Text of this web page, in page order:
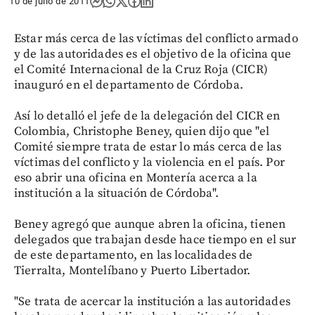
Estar más cerca de las víctimas del conflicto armado
y de las autoridades es el objetivo de la oficina que
el Comité Internacional de la Cruz Roja (CICR)
inauguró en el departamento de Córdoba.
Así lo detalló el jefe de la delegación del CICR en
Colombia, Christophe Beney, quien dijo que "el
Comité siempre trata de estar lo más cerca de las
víctimas del conflicto y la violencia en el país. Por
eso abrir una oficina en Montería acerca a la
institución a la situación de Córdoba".
Beney agregó que aunque abren la oficina, tienen
delegados que trabajan desde hace tiempo en el sur
de este departamento, en las localidades de
Tierralta, Montelíbano y Puerto Libertador.
"Se trata de acercar la institución a las autoridades